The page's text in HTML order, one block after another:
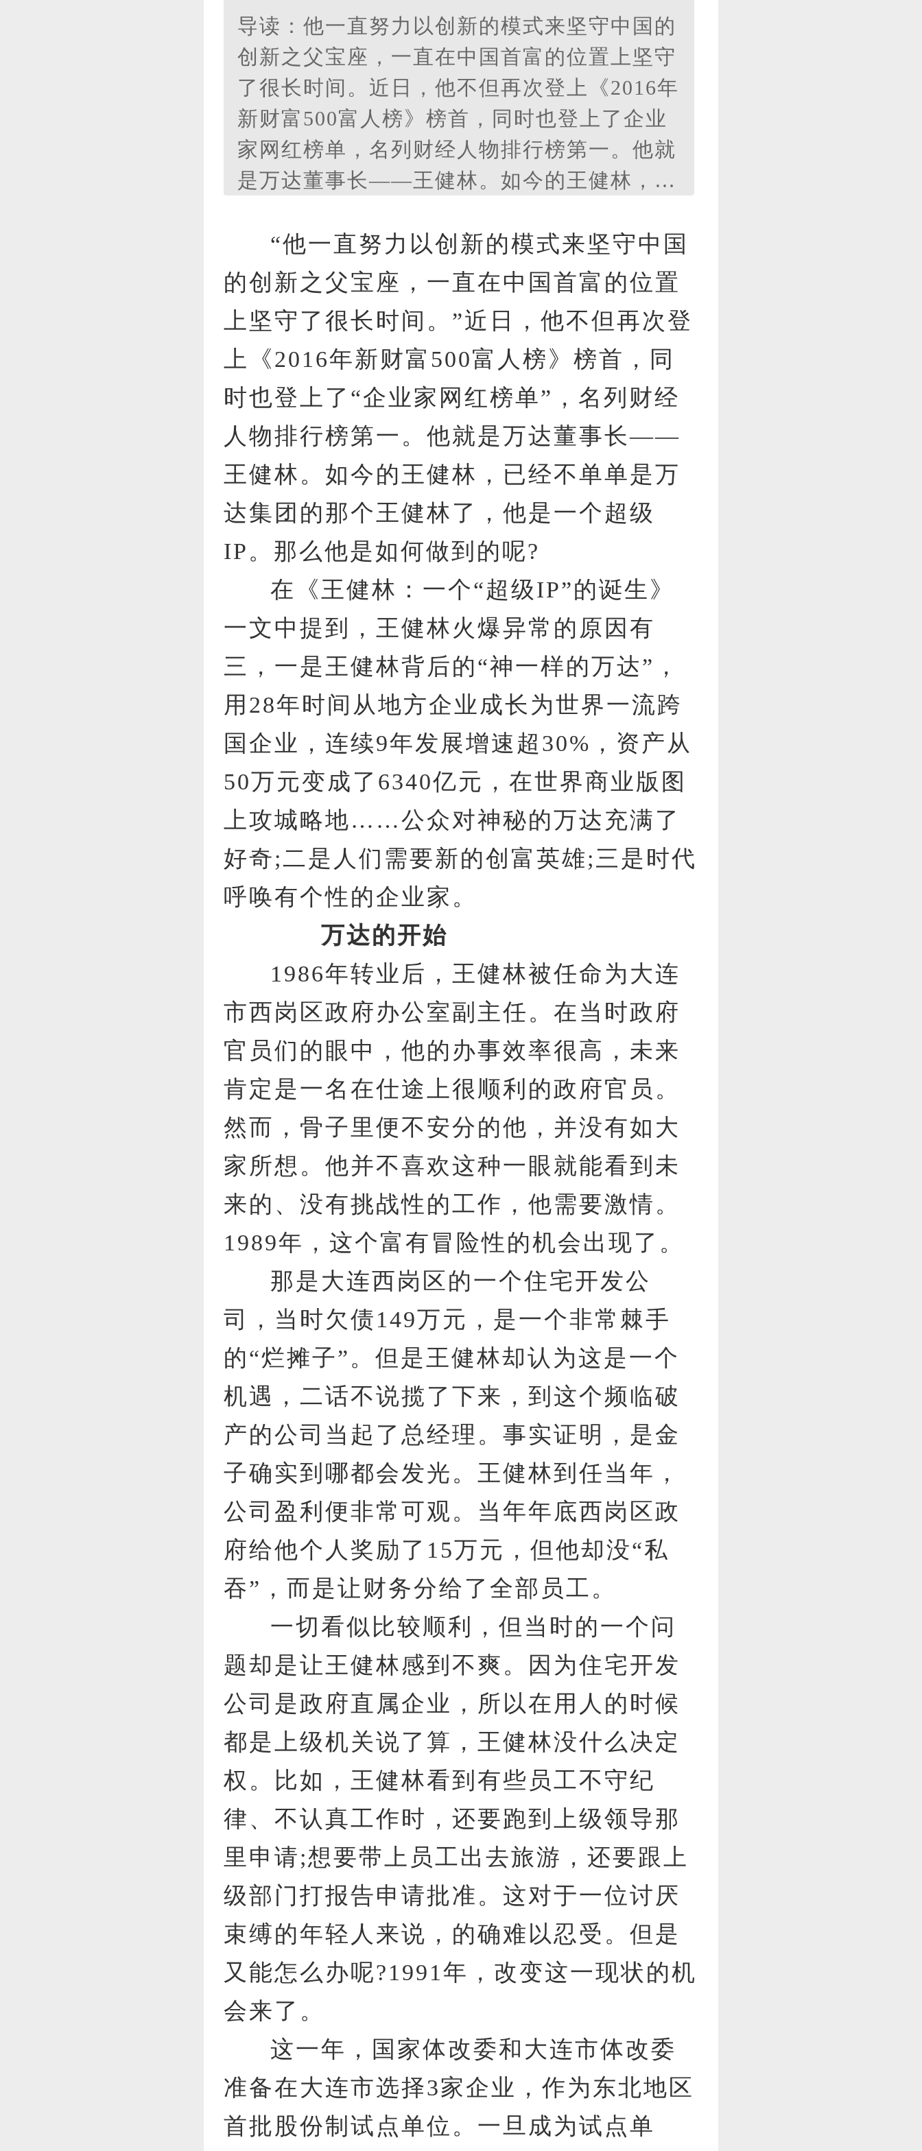
导读：他一直努力以创新的模式来坚守中国的
创新之父宝座，一直在中国首富的位置上坚守
了很长时间。近日，他不但再次登上《2016年
新财富500富人榜》榜首，同时也登上了企业
家网红榜单，名列财经人物排行榜第一。他就
是万达董事长——王健林。如今的王健林，已
个超级IP。那么他是如何做到的呢?
“他一直努力以创新的模式来坚守中国
的创新之父宝座，一直在中国首富的位置
上坚守了很长时间。”近日，他不但再次登
上《2016年新财富500富人榜》榜首，同
时也登上了“企业家网红榜单”，名列财经
人物排行榜第一。他就是万达董事长——
王健林。如今的王健林，已经不单单是万
达集团的那个王健林了，他是一个超级
IP。那么他是如何做到的呢?
在《王健林：一个“超级IP”的诞生》
一文中提到，王健林火爆异常的原因有
三，一是王健林背后的“神一样的万达”，
用28年时间从地方企业成长为世界一流跨
国企业，连续9年发展增速超30%，资产从
50万元变成了6340亿元，在世界商业版图
上攻城略地……公众对神秘的万达充满了
好奇;二是人们需要新的创富英雄;三是时代
呼唤有个性的企业家。
万达的开始
1986年转业后，王健林被任命为大连
市西岗区政府办公室副主任。在当时政府
官员们的眼中，他的办事效率很高，未来
肯定是一名在仕途上很顺利的政府官员。
然而，骨子里便不安分的他，并没有如大
家所想。他并不喜欢这种一眼就能看到未
来的、没有挑战性的工作，他需要激情。
1989年，这个富有冒险性的机会出现了。
那是大连西岗区的一个住宅开发公
司，当时欠债149万元，是一个非常棘手
的“烂摊子”。但是王健林却认为这是一个
机遇，二话不说揽了下来，到这个频临破
产的公司当起了总经理。事实证明，是金
子确实到哪都会发光。王健林到任当年，
公司盈利便非常可观。当年年底西岗区政
府给他个人奖励了15万元，但他却没“私
吞”，而是让财务分给了全部员工。
一切看似比较顺利，但当时的一个问
题却是让王健林感到不爽。因为住宅开发
公司是政府直属企业，所以在用人的时候
都是上级机关说了算，王健林没什么决定
权。比如，王健林看到有些员工不守纪
律、不认真工作时，还要跑到上级领导那
里申请;想要带上员工出去旅游，还要跟上
级部门打报告申请批准。这对于一位讨厌
束缚的年轻人来说，的确难以忍受。但是
又能怎么办呢?1991年，改变这一现状的机
会来了。
这一年，国家体改委和大连市体改委
准备在大连市选择3家企业，作为东北地区
首批股份制试点单位。一旦成为试点单